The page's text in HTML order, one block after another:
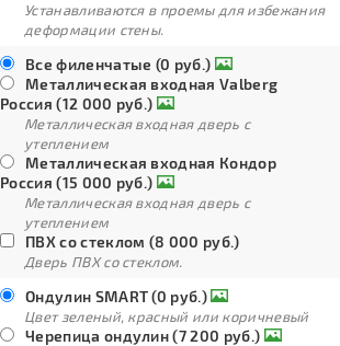
Устанавливаются в проемы для избежания
деформации стены.
Все филенчатые (0 руб.)
Металлическая входная Valberg
Россия (12 000 руб.)
Металлическая входная дверь с
утеплением
Металлическая входная Кондор
Россия (15 000 руб.)
Металлическая входная дверь с
утеплением
ПВХ со стеклом (8 000 руб.)
Дверь ПВХ со стеклом.
Ондулин SMART (0 руб.)
Цвет зеленый, красный или коричневый
Черепица ондулин (7 200 руб.)